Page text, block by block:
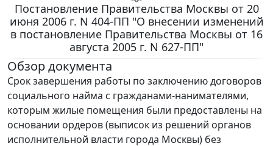
Постановление Правительства Москвы от 20
июня 2006 г. N 404-ПП "О внесении изменений
в постановление Правительства Москвы от 16
августа 2005 г. N 627-ПП"
Обзор документа
Срок завершения работы по заключению договоров
социального найма с гражданами-нанимателями,
которым жилые помещения были предоставлены на
основании ордеров (выписок из решений органов
исполнительной власти города Москвы) без